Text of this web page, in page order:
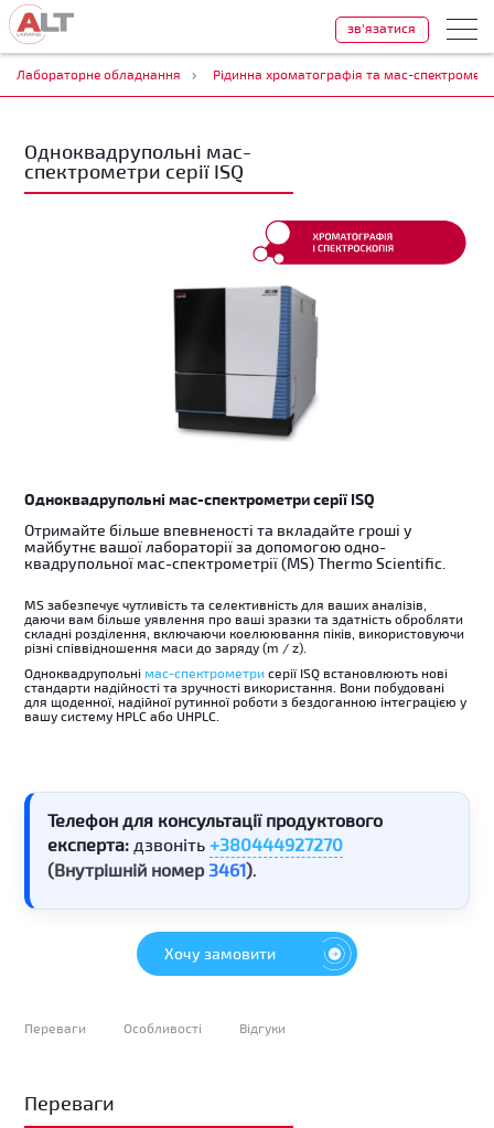
зв'язатися
Лабораторне обладнання Рідинна хроматографія та мас-
Одноквадрупольні мас-
спектрометри серії ISQ
Одноквадрупольні мас-спектрометри серії ISQ
Отримайте більше впевненості та вкладайте гроші у
майбутнє вашої лабораторії за допомогою одно-
квадрупольної мас-спектрометрії (MS) Thermo Scientific.
MS забезпечує чутливість та селективність для ваших аналізів,
даючи вам більше уявлення про ваші зразки та здатність обробляти
складні розділення, включаючи коелюювання піків, використовуючи
різні співвідношення маси до заряду (m / z).
Одноквадрупольнімас-спектрометри серії ISQ встановлюють нові
стандарти надійності та зручності використання. Вони побудовані
для щоденної, надійної рутинної роботи з бездоганною інтеграцією у
вашу систему HPLC або UHPLC.
Телефон для консультації продуктового
експерта: дзвоніть+380444927270
(Внутрішній номер 3461).
Хочу замовити
Переваги Особливості Відгуки
Переваги